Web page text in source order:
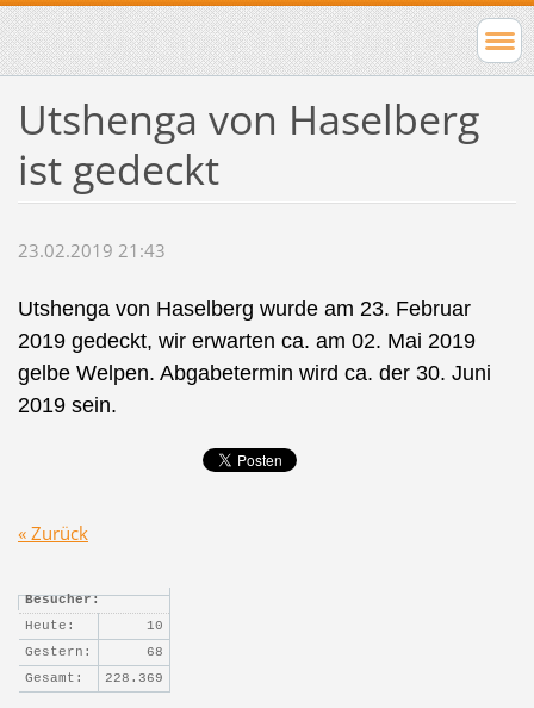
Utshenga von Haselberg
ist gedeckt
23.02.2019 21:43
Utshenga von Haselberg wurde am 23. Februar
2019 gedeckt, wir erwarten ca. am 02. Mai 2019
gelbe Welpen. Abgabetermin wird ca. der 30. Juni
2019 sein.
« Zurück
Besucher:
Heute:
10
Gestern:
68
Gesamt:
228.369